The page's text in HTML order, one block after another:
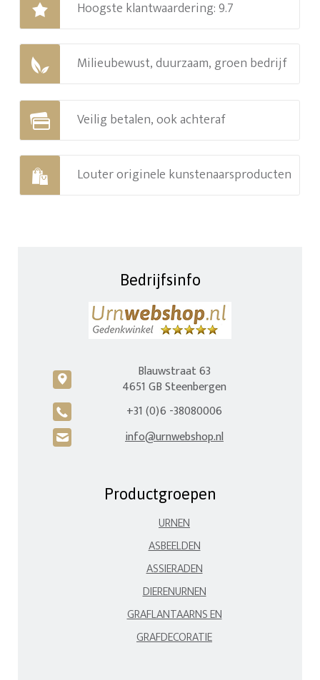
Hoogste klantwaardering: 9.7
Milieubewust, duurzaam, groen bedrijf
Veilig betalen, ook achteraf
Louter originele kunstenaarsproducten
Bedrijfsinfo
c
Blauwstraat 63
4651 GB Steenbergen
A +31 (0)6 -38080006
H info@urnwebshop.nl
Productgroepen
URNEN
ASBEELDEN
ASSIERADEN
DIERENURNEN
GRAFLANTAARNS EN
GRAFDECORATIE